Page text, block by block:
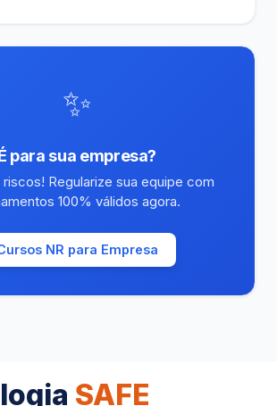
✨
para sua empresa?
riscos! Regularize sua equipe com
100% válidos agora.
NR para Empresa
SAFE